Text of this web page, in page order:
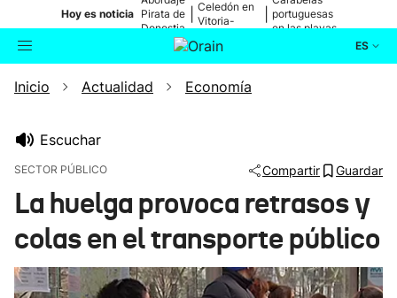
Hoy es noticia Pirata de
Donostia
Celedón en
Vitoria-
portuguesas
en las playas
ES
Buscador Actualidad
Ikusmiran
Eguraldia
Inicio Actualidad Economía
Escuchar
SECTOR PÚBLICO Compartir Guardar
La huelga provoca retrasos y
colas en el transporte público